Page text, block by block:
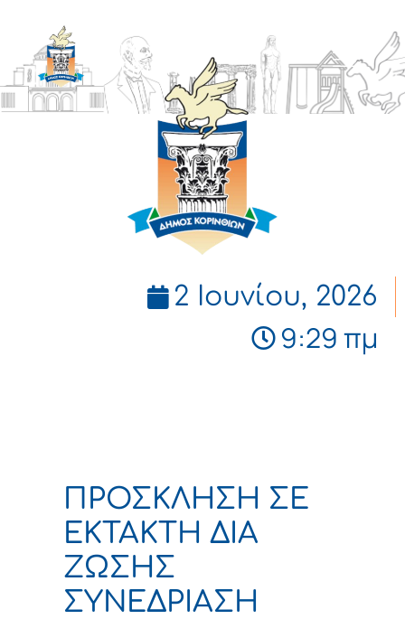
ΔΗΜΟΣ
ΚΟΡΙΝΘΙΩΝ
2 Ιουνίου, 2026
9:29 πμ
ΠΡΟΣΚΛΗΣΗ ΣΕ
ΕΚΤΑΚΤΗ ΔΙΑ
ΖΩΣΗΣ
ΣΥΝΕΔΡΙΑΣΗ